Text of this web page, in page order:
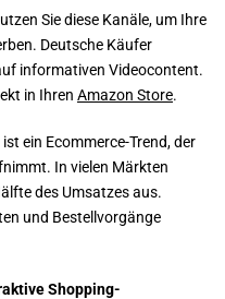
Sie diese Kanäle, um Ihre
Deutsche Käufer
informativen Videocontent.
in Ihren Amazon Store.
ein Ecommerce-Trend, der
In vielen Märkten
des Umsatzes aus.
und Bestellvorgänge
Shopping-